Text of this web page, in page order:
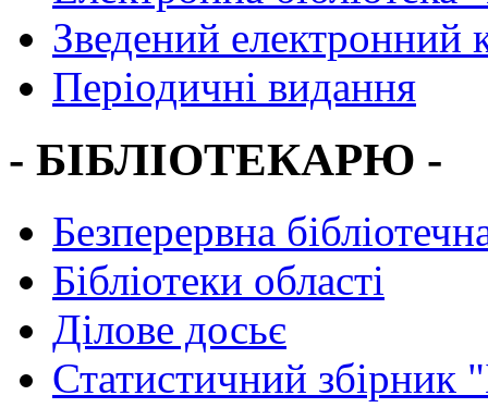
Зведений електронний
Періодичні видання
- БІБЛІОТЕКАРЮ -
Безперервна
Бібліотеки області
Ділове досьє
Статистичний